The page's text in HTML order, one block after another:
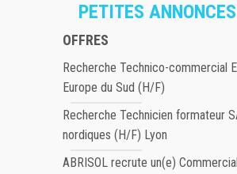
PETITES ANNONCES
OFFRES
Recherche Technico-commercial
Europe du Sud (H/F)
Recherche Technicien formateur
nordiques (H/F) Lyon
ABRISOL recrute un(e)